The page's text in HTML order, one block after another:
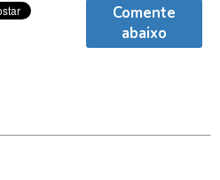
Comente
abaixo